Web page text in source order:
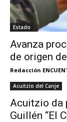
Estado
Avanza
de origen
Redacción
Acuitzio del Canje
Acuitzio da
Guillén “El